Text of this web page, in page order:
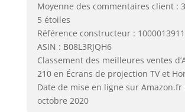
Moyenne des commentaires client :
5 étoiles
Référence constructeur : 1000013911
ASIN : B08L3RJQH6
Classement des meilleures ventes
210 en Écrans de projection TV et
Date de mise en ligne sur Amazon.fr
octobre 2020